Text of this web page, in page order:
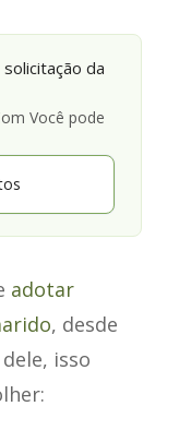
da
Você pode
adotar
, desde
isso
: